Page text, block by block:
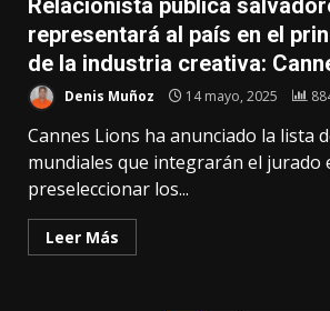
Relacionista pública
representará al país en el
de la industria creativa:
Denis Muñoz 14 mayo, 2025
Cannes Lions ha anunciado la lista
mundiales que integrarán el jurado
preseleccionar los...
Leer Más